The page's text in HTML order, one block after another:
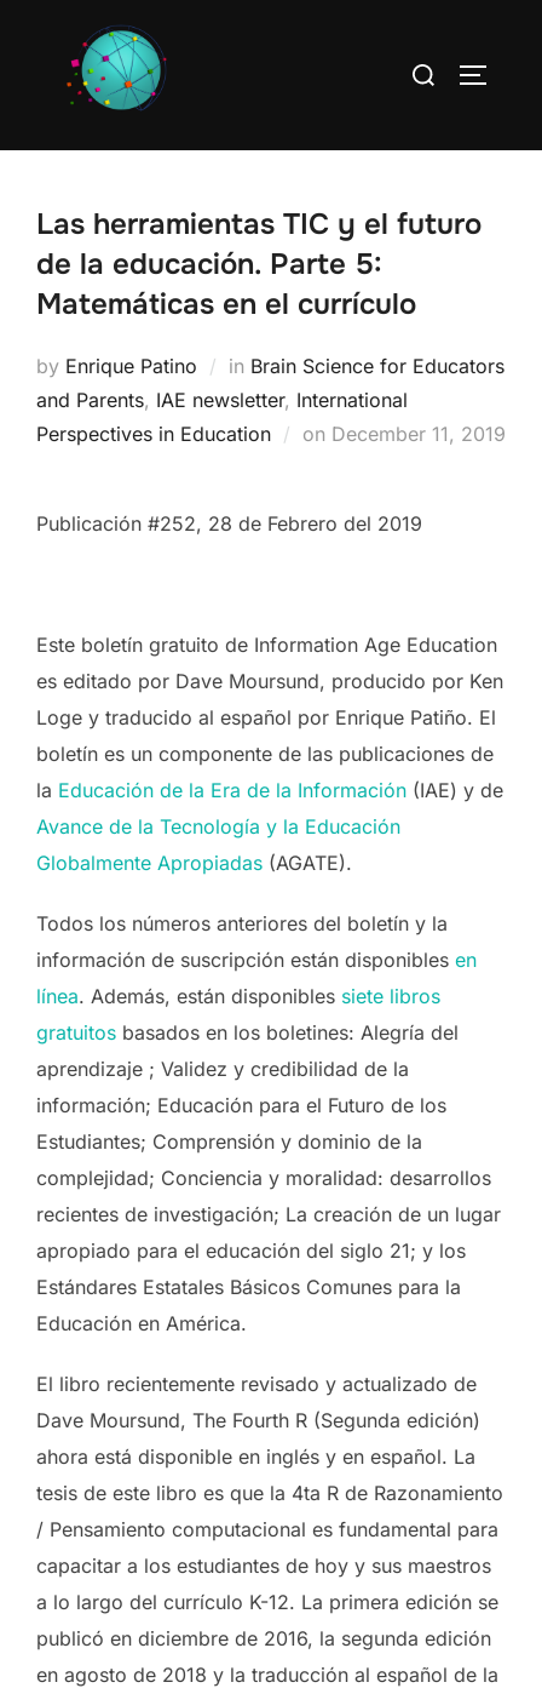
Search
Las herramientas TIC y el futuro
de la educación. Parte 5:
Matemáticas en el currículo
by Enrique Patino in Brain Science for Educators
and Parents, IAE newsletter, International
Perspectives in Education
on Posted
December 11, 2019
Publicación #252, 28 de Febrero del 2019
Este boletín gratuito de Information Age Education
es editado por Dave Moursund, producido por Ken
Loge y traducido al español por Enrique Patiño. El
boletín es un componente de las publicaciones de
la Educación de la Era de la Información (IAE) y de
Avance de la Tecnología y la Educación
Globalmente Apropiadas (AGATE).
Todos los números anteriores del boletín y la
información de suscripción están disponibles en
línea. Además, están disponibles siete libros
gratuitos basados ​​en los boletines: Alegría del
aprendizaje ; Validez y credibilidad de la
información; Educación para el Futuro de los
Estudiantes; Comprensión y dominio de la
complejidad; Conciencia y moralidad: desarrollos
recientes de investigación; La creación de un lugar
apropiado para el educación del siglo 21; y los
Estándares Estatales Básicos Comunes para la
Educación en América.
El libro recientemente revisado y actualizado de
Dave Moursund, The Fourth R (Segunda edición)
ahora está disponible en inglés y en español. La
tesis de este libro es que la 4ta R de Razonamiento
/ Pensamiento computacional es fundamental para
capacitar a los estudiantes de hoy y sus maestros
a lo largo del currículo K-12. La primera edición se
publicó en diciembre de 2016, la segunda edición
en agosto de 2018 y la traducción al español de la